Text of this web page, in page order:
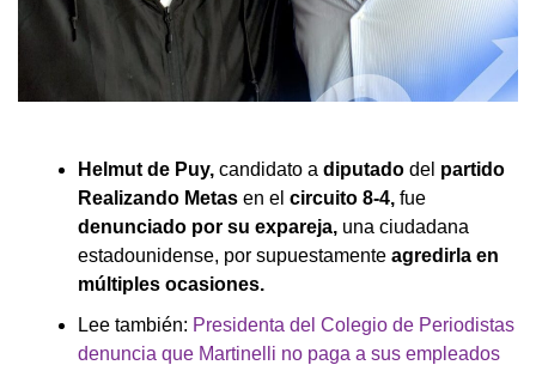
Helmut de Puy, candidato a diputado del partido
Realizando Metas en el circuito 8-4, fue
denunciado por su expareja, una ciudadana
estadounidense, por supuestamente agredirla en
múltiples ocasiones.
Lee también: Presidenta del Colegio de Periodistas
denuncia que Martinelli no paga a sus empleados